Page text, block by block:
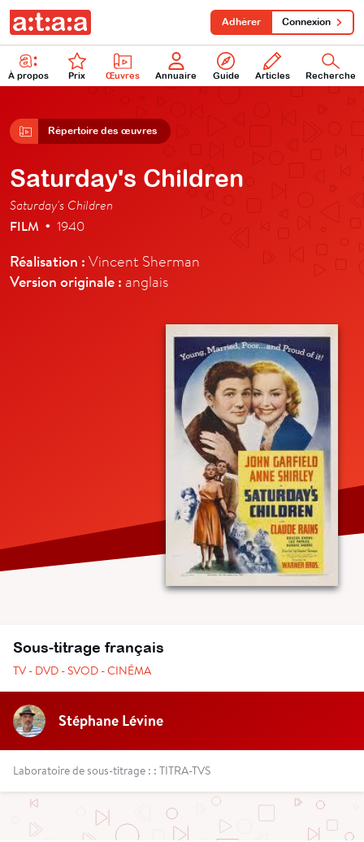
À propos Prix Œuvres Annuaire Guide Articles Recherche
Adhérer Connexion
Répertoire des œuvres
Saturday's Children
Saturday's Children
FILM • 1940
Réalisation : Vincent Sherman
Version originale : anglais
Sous-titrage français
TV - DVD - SVOD - CINÉMA
Stéphane Lévine
Laboratoire de sous-titrage : : TITRA-TVS